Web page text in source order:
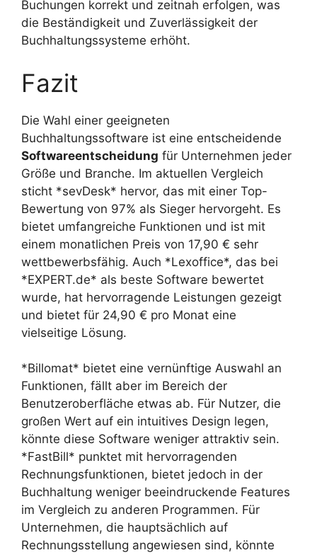
Buchungen korrekt und zeitnah erfolgen, was
die Beständigkeit und Zuverlässigkeit der
Buchhaltungssysteme erhöht.
Fazit
Die Wahl einer geeigneten
Buchhaltungssoftware ist eine entscheidende
Softwareentscheidung für Unternehmen jeder
Größe und Branche. Im aktuellen Vergleich
sticht *sevDesk* hervor, das mit einer Top-
Bewertung von 97% als Sieger hervorgeht. Es
bietet umfangreiche Funktionen und ist mit
einem monatlichen Preis von 17,90 € sehr
wettbewerbsfähig. Auch *Lexoffice*, das bei
*EXPERT.de* als beste Software bewertet
wurde, hat hervorragende Leistungen gezeigt
und bietet für 24,90 € pro Monat eine
vielseitige Lösung.
*Billomat* bietet eine vernünftige Auswahl an
Funktionen, fällt aber im Bereich der
Benutzeroberfläche etwas ab. Für Nutzer, die
großen Wert auf ein intuitives Design legen,
könnte diese Software weniger attraktiv sein.
*FastBill* punktet mit hervorragenden
Rechnungsfunktionen, bietet jedoch in der
Buchhaltung weniger beeindruckende Features
im Vergleich zu anderen Programmen. Für
Unternehmen, die hauptsächlich auf
Rechnungsstellung angewiesen sind, könnte